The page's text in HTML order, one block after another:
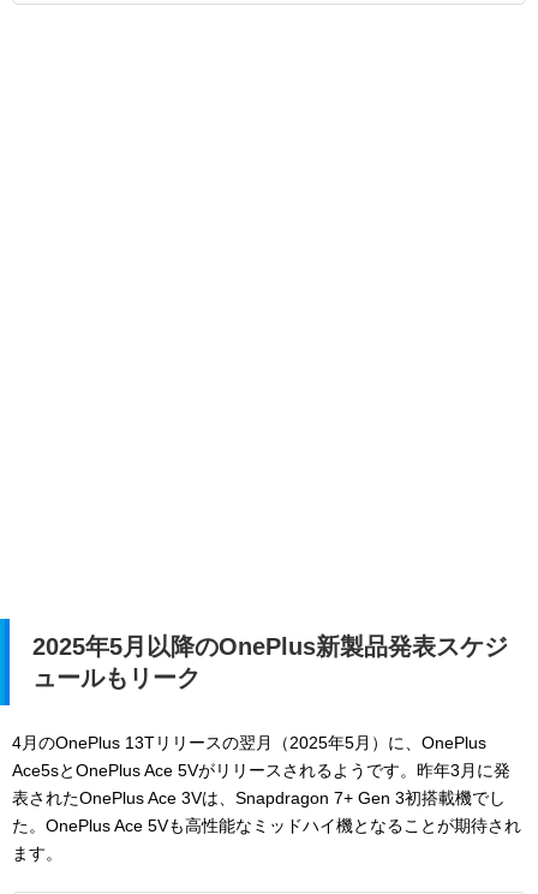
2025年5月以降のOnePlus新製品発表スケジ
ュールもリーク
4月のOnePlus 13Tリリースの翌月（2025年5月）に、OnePlus
Ace5sとOnePlus Ace 5Vがリリースされるようです。昨年3月に発
表されたOnePlus Ace 3Vは、Snapdragon 7+ Gen 3初搭載機でし
た。OnePlus Ace 5Vも高性能なミッドハイ機となることが期待され
ます。